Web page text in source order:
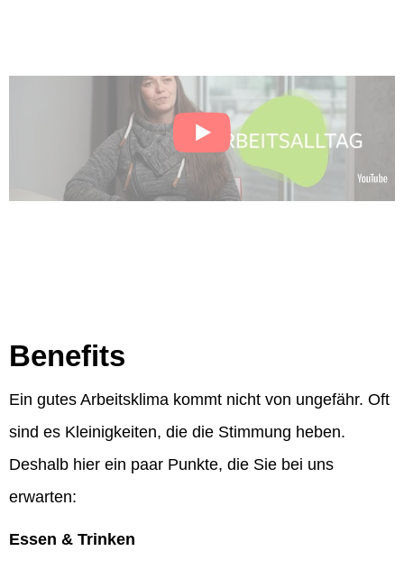
Benefits
Ein gutes Arbeitsklima kommt nicht von ungefähr. Oft
sind es Kleinigkeiten, die die Stimmung heben.
Deshalb hier ein paar Punkte, die Sie bei uns
erwarten:
Essen & Trinken